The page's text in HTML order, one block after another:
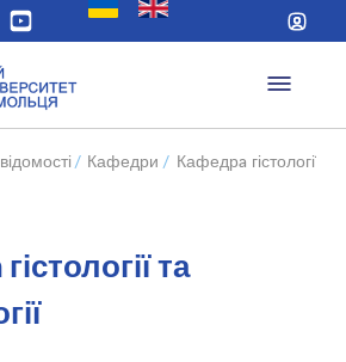
/ Кафедри / Кафедрa гістології та
та